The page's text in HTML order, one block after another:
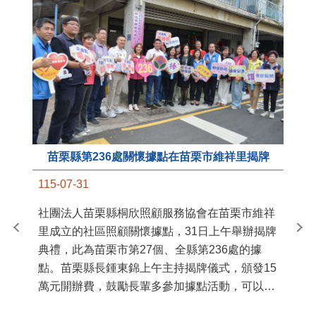
苗栗縣第236處關懷據點在苗栗市維祥里揭牌
115-07-31
社團法人苗栗縣桐欣照顧服務協會在苗栗市維祥
里成立的社區照顧關懷據點，31日上午舉辦揭牌
典禮，此為苗栗市第27個、全縣第236處的據
點。苗栗縣長鍾東錦上午主持揭牌儀式，頒發15
萬元開辦費，鼓勵長輩多參加據點活動，可以更
苗